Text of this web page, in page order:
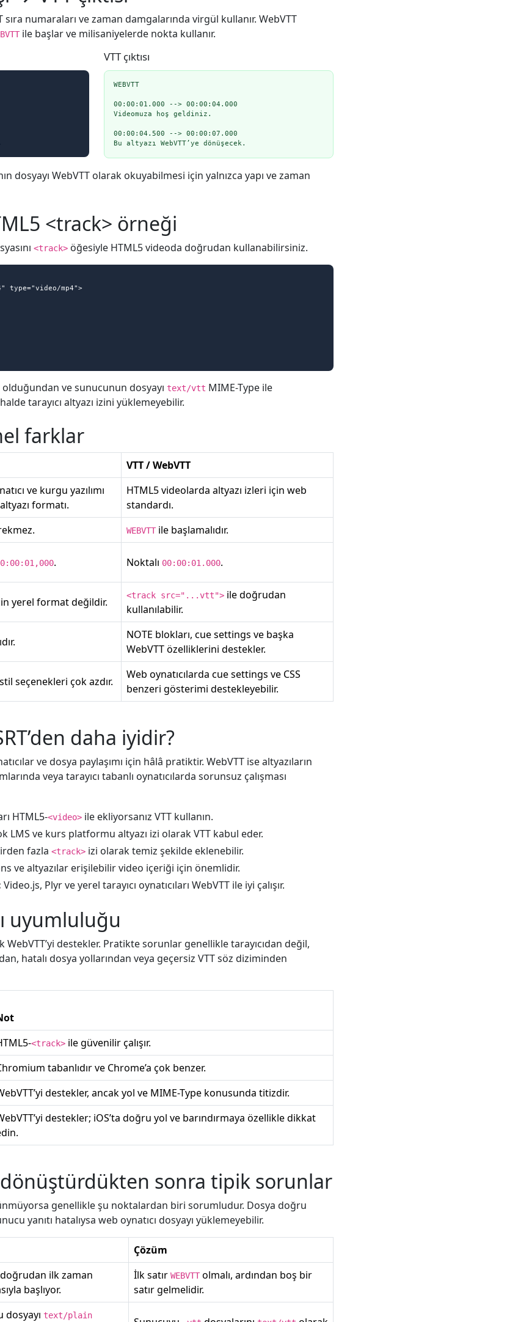
numaraları ve zaman damgalarında virgül kullanır. WebVTT
ile başlar ve milisaniyelerde nokta kullanır.
VTT çıktısı
WEBVTT
00:00:01.000 --> 00:00:04.000
Videomuza hoş geldiniz.
00:00:04.500 --> 00:00:07.000
Bu altyazı WebVTT’ye dönüşecek.
dosyayı WebVTT olarak okuyabilmesi için yalnızca yapı ve zaman
<track> örneği
<track> öğesiyle HTML5 videoda doğrudan kullanabilirsiniz.
ve sunucunun dosyayı text/vtt MIME-Type ile
tarayıcı altyazı izini yüklemeyebilir.
farklar
VTT / WebVTT
ve kurgu yazılımı
formatı.
HTML5 videolarda altyazı izleri için web
standardı.
WEBVTT ile başlamalıdır.
. Noktalı 00:00:01.000.
yerel format değildir. <track src="...vtt"> ile doğrudan
kullanılabilir.
NOTE blokları, cue settings ve başka
WebVTT özelliklerini destekler.
seçenekleri çok azdır.
Web oynatıcılarda cue settings ve CSS
benzeri gösterimi destekleyebilir.
daha iyidir?
ve dosya paylaşımı için hâlâ pratiktir. WebVTT ise altyazıların
veya tarayıcı tabanlı oynatıcılarda sorunsuz çalışması
HTML5-<video> ile ekliyorsanız VTT kullanın.
LMS ve kurs platformu altyazı izi olarak VTT kabul eder.
fazla <track> izi olarak temiz şekilde eklenebilir.
ve altyazılar erişilebilir video içeriği için önemlidir.
Video.js, Plyr ve yerel tarayıcı oynatıcıları WebVTT ile iyi çalışır.
uyumluluğu
WebVTT’yi destekler. Pratikte sorunlar genellikle tarayıcıdan değil,
hatalı dosya yollarından veya geçersiz VTT söz diziminden
<track> ile güvenilir çalışır.
tabanlıdır ve Chrome’a çok benzer.
destekler, ancak yol ve MIME-Type konusunda titizdir.
destekler; iOS’ta doğru yol ve barındırmaya özellikle dikkat
dönüştürdükten sonra tipik sorunlar
genellikle şu noktalardan biri sorumludur. Dosya doğru
yanıtı hatalıysa web oynatıcı dosyayı yüklemeyebilir.
Çözüm
ilk zaman
başlıyor.
İlk satır WEBVTT olmalı, ardından boş bir
satır gelmelidir.
dosyayı text/plain